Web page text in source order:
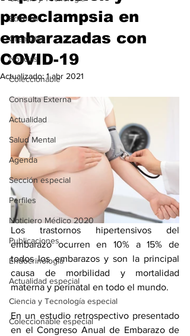
Editorial
Gremiales
Noticias
Coleccionable
Consulta Externa
Actualidad
Salud Mental
Agenda
Sección especial
Perfiles
Noticiero Médico 2020
Publicaciones
Endocrinología
Actualidad especial
Ciencia y Tecnología especial
Coleccionable especial
preeclampsia en
embarazadas con
COVID-19
Actualizado:1 abr 2021
Los trastornos hipertensivos del
embarazo ocurren en 10% a 15% de
todos los embarazos y son la principal
causa de morbilidad y mortalidad
materna y perinatal en todo el mundo.
En un estudio retrospectivo presentado
en el Congreso Anual de Embarazo de